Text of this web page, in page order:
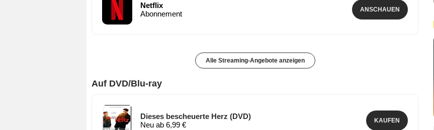
Netflix
Abonnement
ANSCHAUEN
Alle Streaming-Angebote anzeigen
Auf DVD/Blu-ray
Dieses bescheuerte Herz (DVD)
Neu ab 6,99 €
KAUFEN